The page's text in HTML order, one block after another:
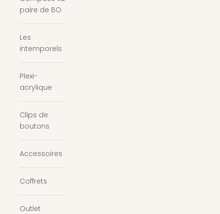
paire de BO
Les
intemporels
Plexi-
acrylique
Clips de
boutons
Accessoires
Coffrets
Outlet